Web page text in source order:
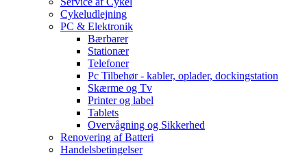
Cykeludlejning
PC & Elektronik
Bærbarer
Stationær
Telefoner
Pc Tilbehør - kabler, oplader, dockingstation
Skærme og Tv
Printer og label
Tablets
Overvågning og Sikkerhed
Renovering af Batteri
Handelsbetingelser